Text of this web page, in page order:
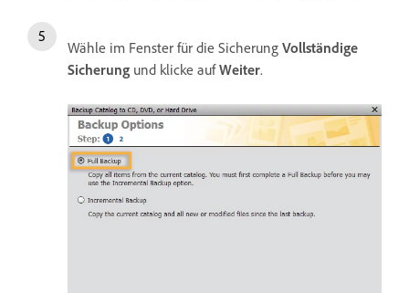
Wähle im Fenster für die Sicherung Vollständige
Sicherung und klicke aufWeiter.